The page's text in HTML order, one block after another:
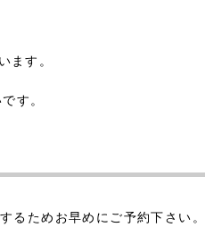
す。
す。
ためお早めにご予約下さい。